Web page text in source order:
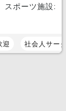
ポーツ施設オ
迎 社会人サー